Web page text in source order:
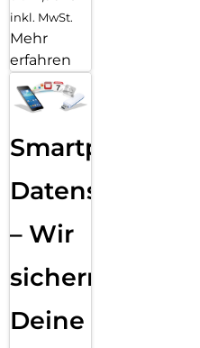
inkl. MwSt.
Mehr
erfahren
Smartphone
Datensicherung
– Wir
sichern
Deine